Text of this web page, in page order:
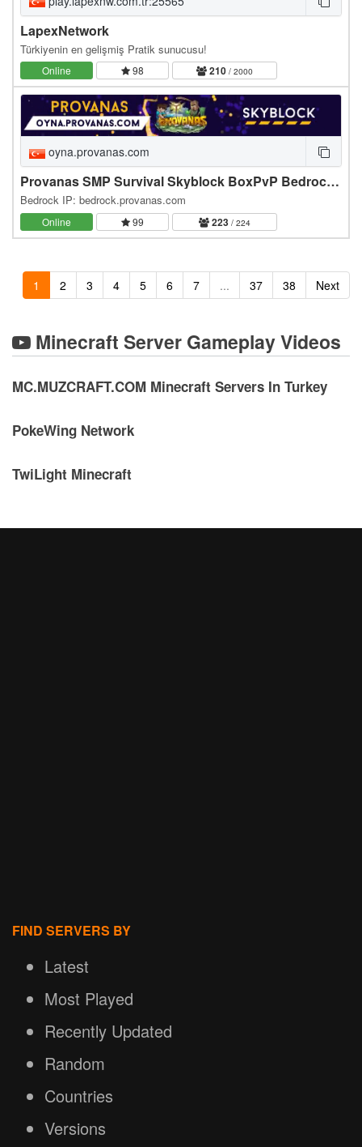
LapexNetwork
Türkiyenin en gelişmiş Pratik sunucusu!
Online 98 210 / 2000
oyna.provanas.com
Provanas SMP Survival Skyblock BoxPvP Bedrock >[1.21.8+]
Bedrock IP: bedrock.provanas.com
Online 99 223 / 224
1 2 3 4 5 6 7 ... 37 38 Next
Minecraft Server Gameplay Videos
MC.MUZCRAFT.COM Minecraft Servers In Turkey
PokeWing Network
TwiLight Minecraft
FIND SERVERS BY
Latest
Most Played
Recently Updated
Random
Countries
Versions